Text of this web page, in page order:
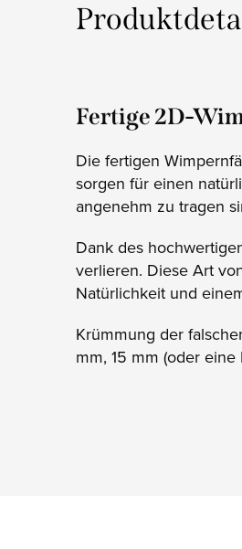
Fertige 2D-
Die fertigen
sorgen für einen
angenehm zu tragen
Dank des
verlieren. Diese Art
Natürlichkeit und
Krümmung der
mm, 15 mm (oder